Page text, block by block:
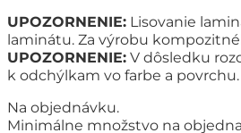
UPOZORNENIE: Lisovanie
laminátu. Za výrobu
UPOZORNENIE: V dôsledku
k odchýlkam vo farbe a povrchu.
Na objednávku.
Minimálne množstvo na